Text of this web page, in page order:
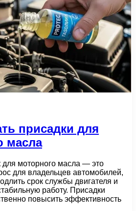
присадки для
масла
для моторного масла — это
для владельцев автомобилей,
срок службы двигателя и
работу. Присадки
повысить эффективность